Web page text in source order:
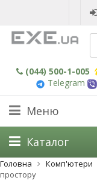
(044) 500-1-005
Telegram
Меню
Головна Комп'ютери
простору
Каталог